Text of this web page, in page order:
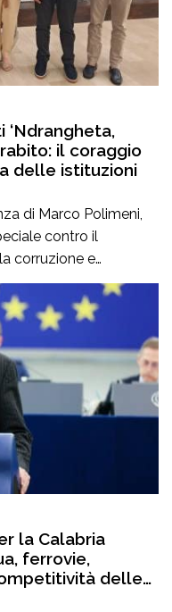
‘Ndrangheta,
il coraggio
delle istituzioni
di Marco Polimeni,
contro il
corruzione e
regionale della
Rodi Morabito,
Gioia Tauro, dirigente
della Camera di
la Calabria
ferrovie,
delle